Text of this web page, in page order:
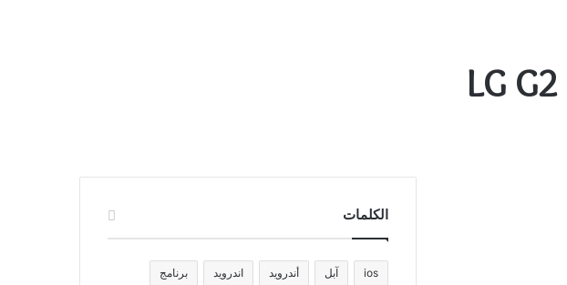
الكلمات
ios آبل أندرويد اندرويد برنامج